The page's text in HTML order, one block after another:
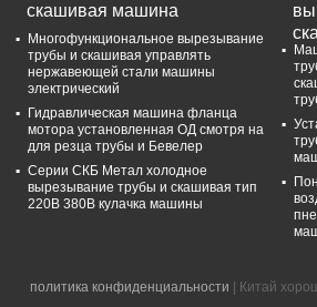
1
скашивая машина
Многофункциональное вырезывание
трубы и скашивая управлять
нержавеющей стали машины
электрический
Гидравлическая машина фланца
мотора установленная ОД смотря на
для резца трубы и Бевелер
Серии СКБ Метал холодное
вырезывание трубы и скашивая тип
220В 380В кулачка машины
политика конфиденциальности | Китай